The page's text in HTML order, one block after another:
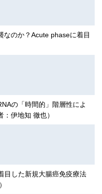
なのか？Acute phaseに着目
の「時間的」階層性によ
伊地知 徹也）
目した新規大腸癌免疫療法